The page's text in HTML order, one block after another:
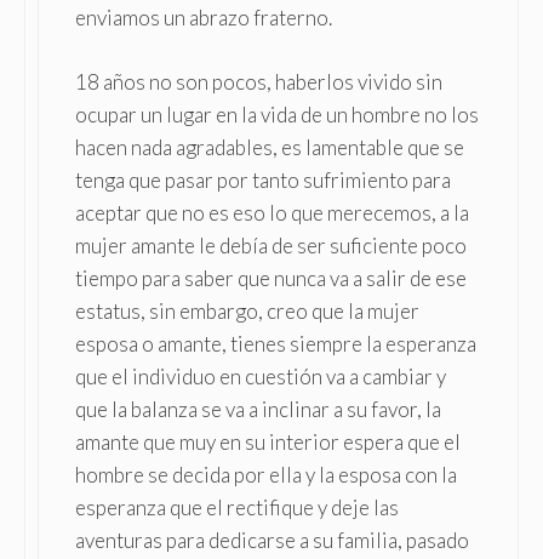
enviamos un abrazo fraterno.
18 años no son pocos, haberlos vivido sin
ocupar un lugar en la vida de un hombre no los
hacen nada agradables, es lamentable que se
tenga que pasar por tanto sufrimiento para
aceptar que no es eso lo que merecemos, a la
mujer amante le debía de ser suficiente poco
tiempo para saber que nunca va a salir de ese
estatus, sin embargo, creo que la mujer
esposa o amante, tienes siempre la esperanza
que el individuo en cuestión va a cambiar y
que la balanza se va a inclinar a su favor, la
amante que muy en su interior espera que el
hombre se decida por ella y la esposa con la
esperanza que el rectifique y deje las
aventuras para dedicarse a su familia, pasado